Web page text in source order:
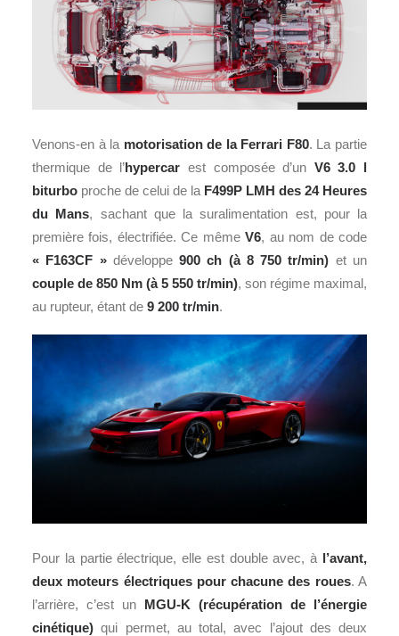
Venons-en à la motorisation de la Ferrari F80. La partie
thermique de l’hypercar est composée d’un V6 3.0 l
biturbo proche de celui de la F499P LMH des 24 Heures
du Mans, sachant que la suralimentation est, pour la
première fois, électrifiée. Ce mêmeV6, au nom de code
« F163CF »développe900 ch (à 8 750 tr/min) et un
couple de 850 Nm (à 5 550 tr/min), son régime maximal,
au rupteur, étant de 9 200 tr/min.
Pour la partie électrique, elle est double avec, à l’avant,
deux moteurs électriques pour chacune des roues. A
l’arrière, c’est un MGU-K (récupération de l’énergie
cinétique) qui permet, au total, avec l’ajout des deux